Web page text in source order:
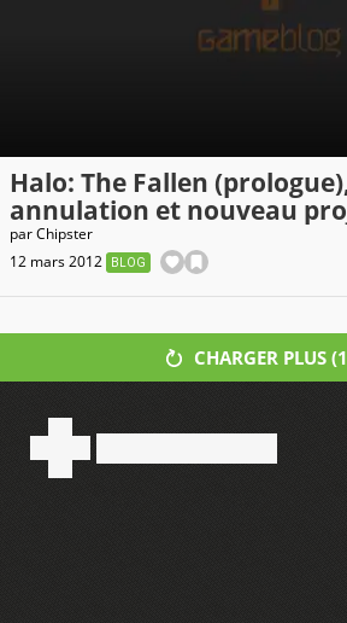
Halo: The Fallen
annulation et nouveau
parChipster
12 mars 2012
BLOG
CHARGER PLUS (